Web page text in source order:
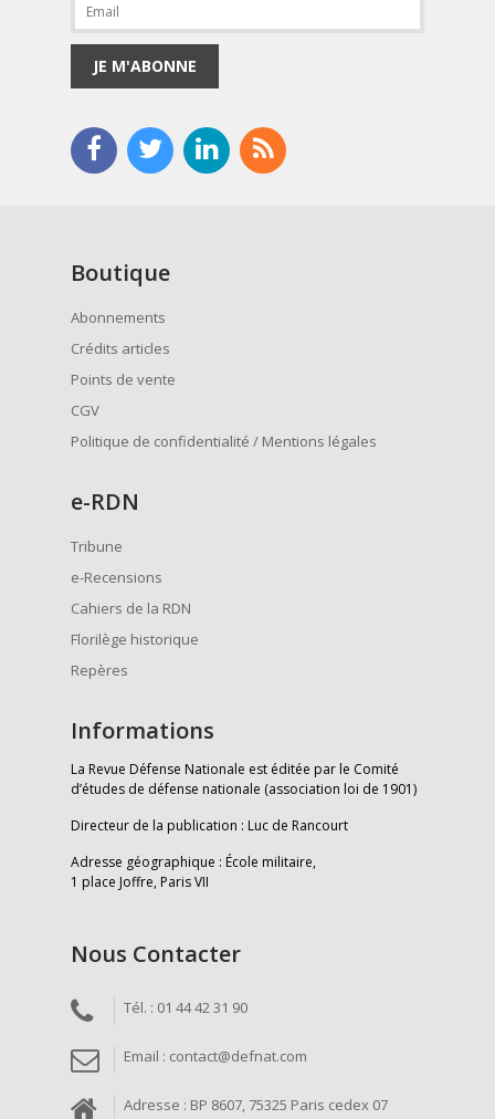
JE M'ABONNE
Boutique
Abonnements
Crédits articles
Points de vente
CGV
Politique de confidentialité / Mentions légales
e-RDN
Tribune
e-Recensions
Cahiers de la RDN
Florilège historique
Repères
Informations
La Revue Défense Nationale est éditée par le Comité
d’études de défense nationale (association loi de 1901)
Directeur de la publication : Luc de Rancourt
Adresse géographique : École militaire,
1 place Joffre, Paris VII
Nous Contacter
Tél. : 01 44 42 31 90
Email : contact@defnat.com
Adresse : BP 8607, 75325 Paris cedex 07